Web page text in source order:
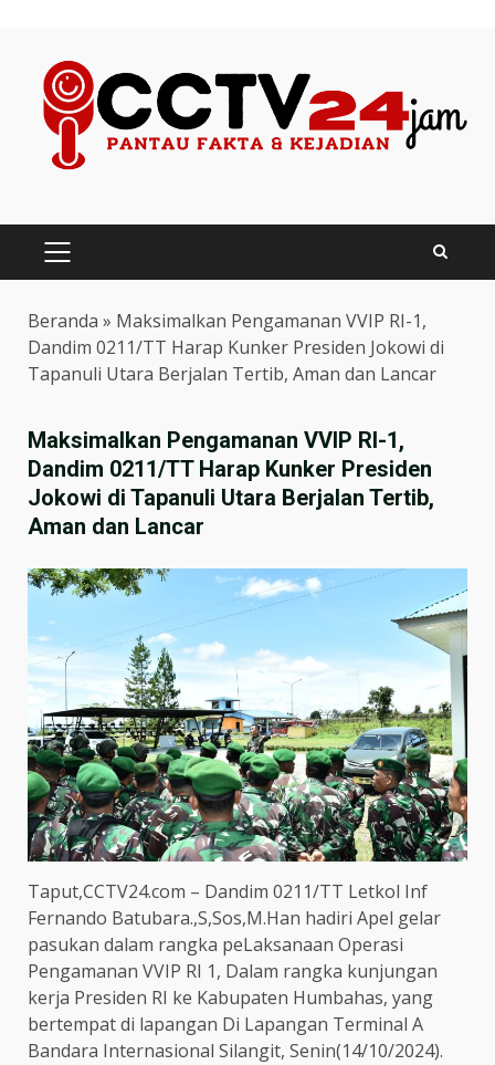
content
PRIMARY
MENU
Beranda » Maksimalkan Pengamanan VVIP RI-1,
Dandim 0211/TT Harap Kunker Presiden Jokowi di
Tapanuli Utara Berjalan Tertib, Aman dan Lancar
Maksimalkan Pengamanan VVIP RI-1,
Dandim 0211/TT Harap Kunker Presiden
Jokowi di Tapanuli Utara Berjalan Tertib,
Aman dan Lancar
Taput,CCTV24.com – Dandim 0211/TT Letkol Inf
Fernando Batubara.,S,Sos,M.Han hadiri Apel gelar
pasukan dalam rangka peLaksanaan Operasi
Pengamanan VVIP RI 1, Dalam rangka kunjungan
kerja Presiden RI ke Kabupaten Humbahas, yang
bertempat di lapangan Di Lapangan Terminal A
Bandara Internasional Silangit, Senin(14/10/2024).